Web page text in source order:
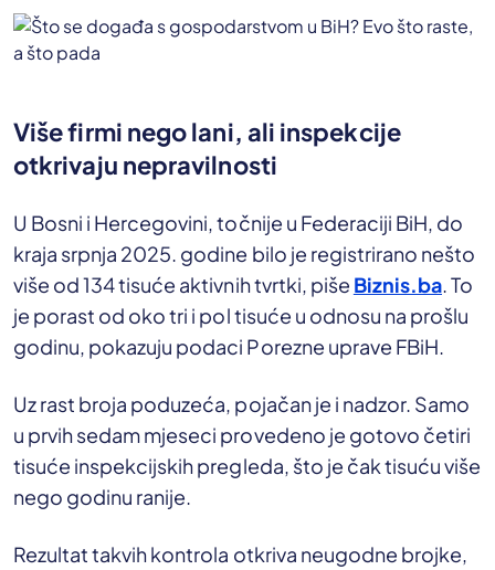
Više firmi nego lani, ali inspekcije
otkrivaju nepravilnosti
U Bosni i Hercegovini, točnije u Federaciji BiH, do
kraja srpnja 2025. godine bilo je registrirano nešto
više od 134 tisuće aktivnih tvrtki, piše Biznis.ba. To
je porast od oko tri i pol tisuće u odnosu na prošlu
godinu, pokazuju podaci Porezne uprave FBiH.
Uz rast broja poduzeća, pojačan je i nadzor. Samo
u prvih sedam mjeseci provedeno je gotovo četiri
tisuće inspekcijskih pregleda, što je čak tisuću više
nego godinu ranije.
Rezultat takvih kontrola otkriva neugodne brojke,